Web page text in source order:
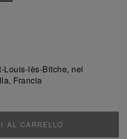
Louis-lès-Bitche, nel
Francia
AL CARRELLO